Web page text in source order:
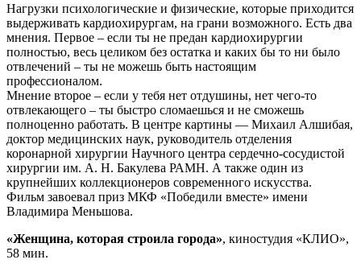
Нагрузки психологические и физические, которые приходится
выдерживать кардиохирургам, на грани возможного. Есть два
мнения. Первое – если ты не предан кардиохирургии
полностью, весь целиком без остатка и каких бы то ни было
отвлечений – ты не можешь быть настоящим
профессионалом.
Мнение второе – если у тебя нет отдушины, нет чего-то
отвлекающего – ты быстро сломаешься и не сможешь
полноценно работать. В центре картины — Михаил Алшибая,
доктор медицинских наук, руководитель отделения
коронарной хирургии Научного центра сердечно-сосудистой
хирургии им. А. Н. Бакулева РАМН. А также один из
крупнейших коллекционеров современного искусства.
Фильм завоевал приз МКФ «Победили вместе» имени
Владимира Меньшова.
«Женщина, которая строила города», киностудия «КЛИО»,
58 мин.